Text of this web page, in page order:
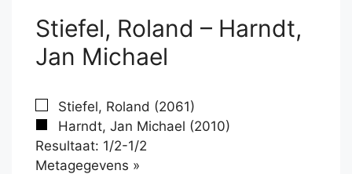
Stiefel, Roland – Harndt,
Jan Michael
Stiefel, Roland (2061)
Harndt, Jan Michael (2010)
Resultaat: 1/2-1/2
Metagegevens »